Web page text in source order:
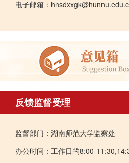
电子邮箱：
反馈监督受理
监督部门：湖南师范大学监察处
办公时间：工作日的8:00-